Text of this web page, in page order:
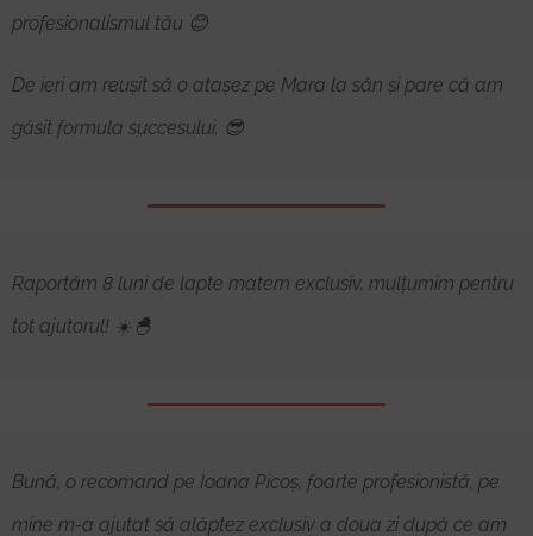
profesionalismul tău 😊
De ieri am reușit să o atașez pe Mara la sân și pare că am
găsit formula succesului. 😎
Raportăm 8 luni de lapte matern exclusiv, mulțumim pentru
tot ajutorul! ☀️🐣
Bună, o recomand pe Ioana Picoș, foarte profesionistă, pe
mine m-a ajutat să alăptez exclusiv a doua zi după ce am